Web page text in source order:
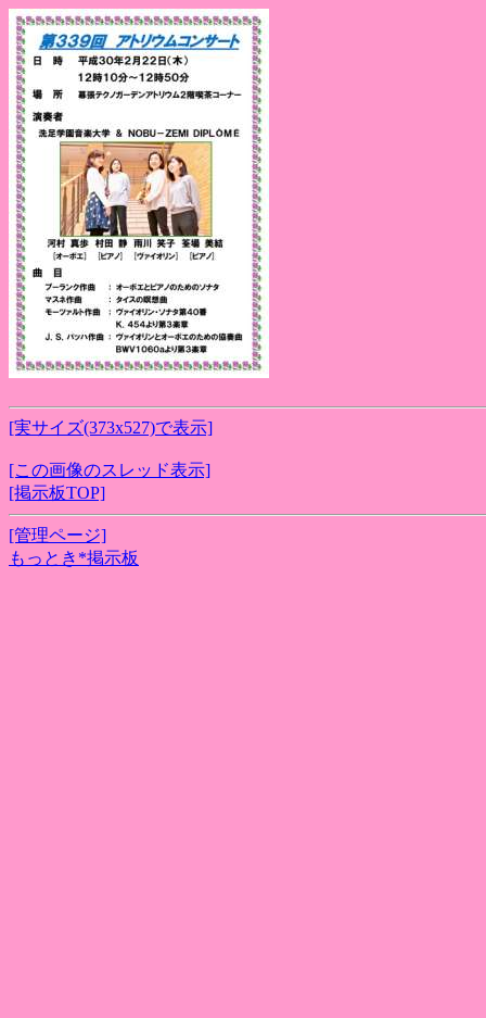
[実サイズ(373x527)で表示]
[この画像のスレッド表示]
[掲示板TOP]
[管理ページ]
もっとき*掲示板